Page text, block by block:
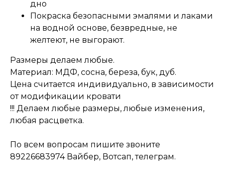
дно
Покраска безопасными эмалями и лаками
на водной основе, безвредные, не
желтеют, не выгорают.
Размеры делаем любые.
Материал: МДФ, сосна, береза, бук, дуб.
Цена считается индивидуально, в зависимости
от модификации кровати
!!! Делаем любые размеры, любые изменения,
любая расцветка.
По всем вопросам пишите звоните
89226683974 Вайбер, Вотсап, телеграм.